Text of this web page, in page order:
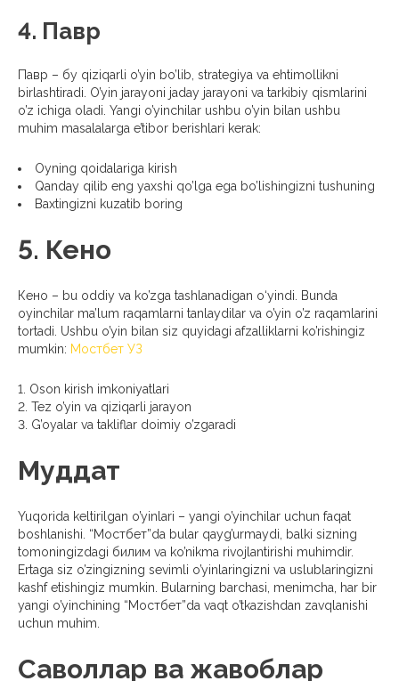
4. Павр
Павр – бу qiziqarli o’yin bo’lib, strategiya va ehtimollikni
birlashtiradi. O’yin jarayoni jaday jarayoni va tarkibiy qismlarini
o’z ichiga oladi. Yangi o’yinchilar ushbu o’yin bilan ushbu
muhim masalalarga e’tibor berishlari kerak:
Oyning qoidalariga kirish
Qanday qilib eng yaxshi qo’lga ega bo’lishingizni tushuning
Baxtingizni kuzatib boring
5. Кено
Кено – bu oddiy va ko’zga tashlanadigan o‘yindi. Bunda
oyinchilar ma’lum raqamlarni tanlaydilar va o’yin o’z raqamlarini
tortadi. Ushbu o’yin bilan siz quyidagi afzalliklarni ko’rishingiz
mumkin: Мостбет УЗ
Oson kirish imkoniyatlari
Tez o’yin va qiziqarli jarayon
G’oyalar va takliflar doimiy o’zgaradi
Муддат
Yuqorida keltirilgan o’yinlari – yangi o’yinchilar uchun faqat
boshlanishi. “Мостбет”da bular qayg’urmaydi, balki sizning
tomoningizdagi билим va ko’nikma rivojlantirishi muhimdir.
Ertaga siz o’zingizning sevimli o’yinlaringizni va uslublaringizni
kashf etishingiz mumkin. Bularning barchasi, menimcha, har bir
yangi o’yinchining “Мостбет”da vaqt o’tkazishdan zavqlanishi
uchun muhim.
Саволлар ва жавоблар